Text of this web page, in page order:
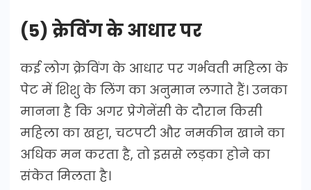
(5) क्रेविंग के आधार पर
कई लोग क्रेविंग के आधार पर गर्भवती महिला के
पेट में शिशु के लिंग का अनुमान लगाते हैं। उनका
मानना है कि अगर प्रेगेनेंसी के दौरान किसी
महिला का खट्टा, चटपटी और नमकीन खाने का
अधिक मन करता है, तो इससे लड़का होने का
संकेत मिलता है।